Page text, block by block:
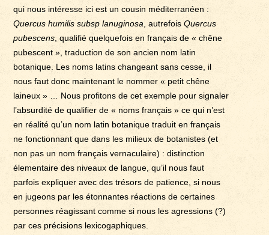
qui nous intéresse ici est un cousin méditerranéen :
Quercus humilis subsp lanuginosa , autrefois Quercus
pubescens , qualifié quelquefois en français de « chêne
pubescent », traduction de son ancien nom latin
botanique. Les noms latins changeant sans cesse, il
nous faut donc maintenant le nommer « petit chêne
laineux » … Nous profitons de cet exemple pour signaler
l’absurdité de qualifier de « noms français » ce qui n’est
en réalité qu’un nom latin botanique traduit en français
ne fonctionnant que dans les milieux de botanistes (et
non pas un nom français vernaculaire) : distinction
élementaire des niveaux de langue, qu’il nous faut
parfois expliquer avec des trésors de patience, si nous
en jugeons par les étonnantes réactions de certaines
personnes réagissant comme si nous les agressions (?)
par ces précisions lexicogaphiques.